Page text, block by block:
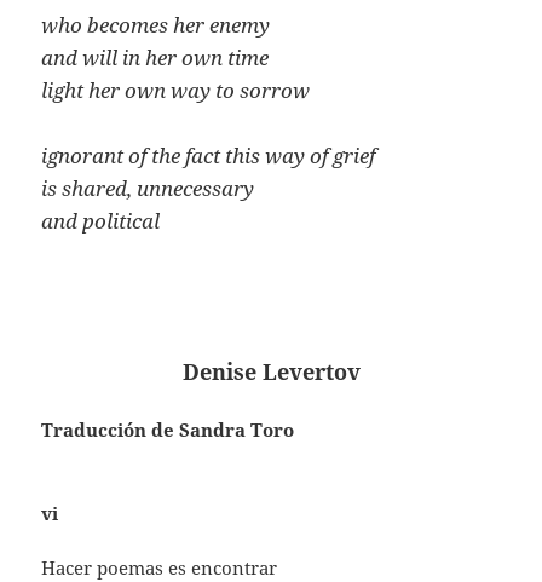
who becomes her enemy
and will in her own time
light her own way to sorrow
ignorant of the fact this way of grief
is shared, unnecessary
and political
Denise Levertov
Traducción de Sandra Toro
vi
Hacer poemas es encontrar